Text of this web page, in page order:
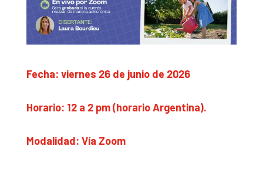
Fecha: viernes 26 de junio de 2026
Horario: 12 a 2 pm (horario Argentina).
Modalidad: Vía Zoom